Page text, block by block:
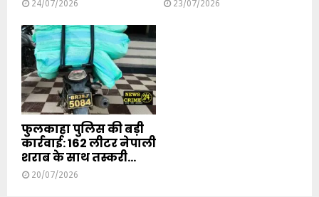
24/07/2026 23/07/2026
फुलकाहा पुलिस की बड़ी
कार्रवाई: 162 लीटर नेपाली
शराब के साथ तस्करी...
20/07/2026